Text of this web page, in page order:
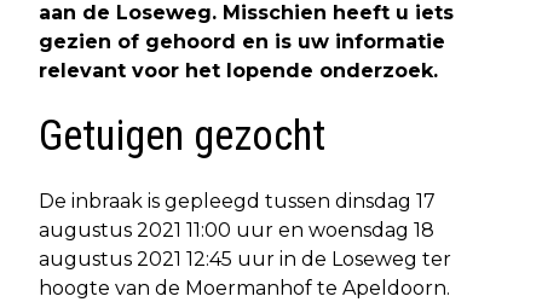
aan de Loseweg. Misschien heeft u iets
gezien of gehoord en is uw informatie
relevant voor het lopende onderzoek.
Getuigen gezocht
De inbraak is gepleegd tussen dinsdag 17
augustus 2021 11:00 uur en woensdag 18
augustus 2021 12:45 uur in de Loseweg ter
hoogte van de Moermanhof te Apeldoorn.